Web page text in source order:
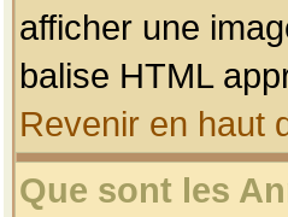
afficher une
balise HTML
Revenir en haut
Que sont les